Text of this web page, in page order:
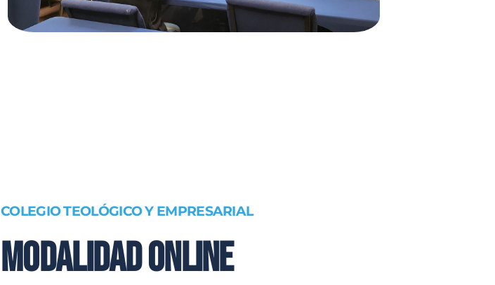
COLEGIO TEOLÓGICO Y EMPRESARIAL
Modalidad Online